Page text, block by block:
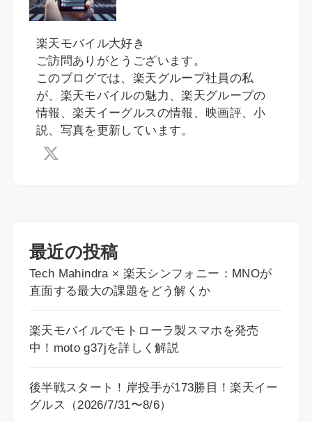
楽天モバイル大好き
ご訪問ありがとうございます。
このブログでは、楽天グループ社員の私
が、楽天モバイルの魅力、楽天グループの
情報、楽天イーグルスの情報、映画評、小
説、写真を更新しています。
最近の投稿
Tech Mahindra × 楽天シンフォニー：MNOが
直面する最大の課題をどう解くか
楽天モバイルでモトローラ製スマホを発売
中！moto g37jを詳しく解説
後半戦スタート！岸投手が173勝目！楽天イー
グルス（2026/7/31〜8/6）